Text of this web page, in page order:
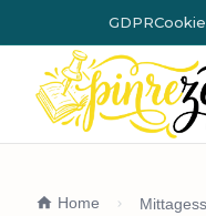
GDPR
Home